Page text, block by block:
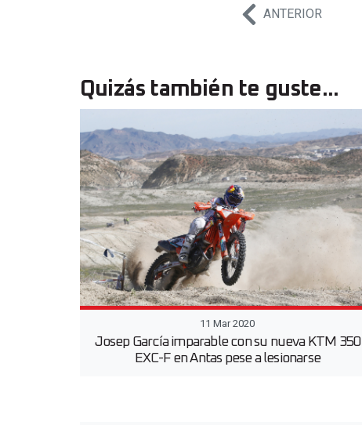
ANTERIOR
Quizás también te guste...
11 Mar 2020
Josep García imparable con su nueva KTM 350
EXC-F en Antas pese a lesionarse